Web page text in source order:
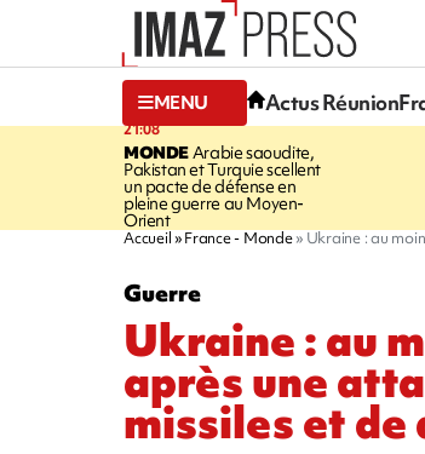
MENU Actus Réunion
21:08
MONDE Arabie saoudite,
Pakistan et Turquie scellent
un pacte de défense en
pleine guerre au Moyen-
Orient
Accueil France - Monde Ukraine : au
Guerre
Ukraine : au
après une
missiles et de